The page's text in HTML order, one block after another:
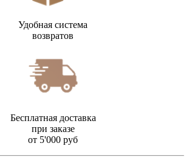
Удобная система
возвратов
Бесплатная доставка
при заказе
от 5'000 руб